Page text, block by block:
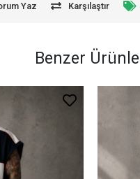
Yaz Karşılaştır
Benzer